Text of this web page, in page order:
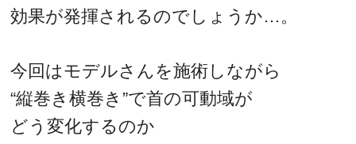
効果が発揮されるのでしょうか…。
今回はモデルさんを施術しながら
“縦巻き横巻き”で首の可動域が
どう変化するのか